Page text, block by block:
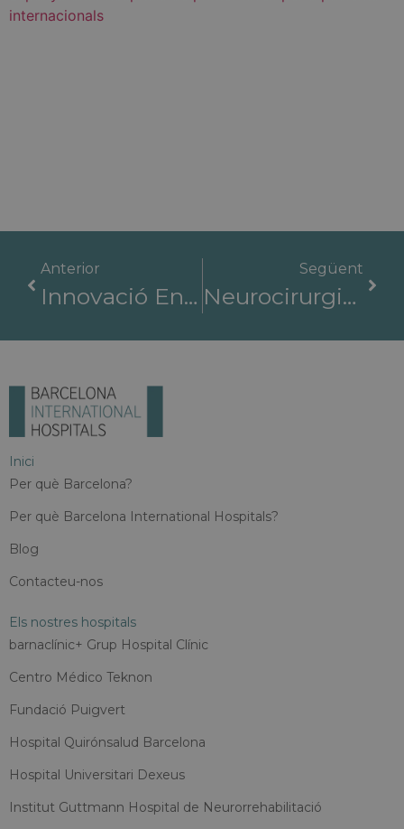
Anterior
Innovació En Medicina Regenerativa I Trasplantaments De Teixits A Barcelona
Següent
Neurocirurgia D'alta Complexitat A Barcelona: Tecnologia, Precisió I Compassió
Inici
Per què Barcelona?
Per què Barcelona International Hospitals?
Blog
Contacteu-nos
Els nostres hospitals
barnaclínic+ Grup Hospital Clínic
Centro Médico Teknon
Fundació Puigvert
Hospital Quirónsalud Barcelona
Hospital Universitari Dexeus
Institut Guttmann Hospital de Neurorrehabilitació